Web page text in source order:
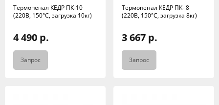
Термопенал КЕДР ПК-10
(220В, 150°C, загрузка 10кг)
4 490 р.
Запрос
Термопенал КЕДР ПК- 8
(220В, 150°C, загрузка 8кг)
3 667 р.
Запрос